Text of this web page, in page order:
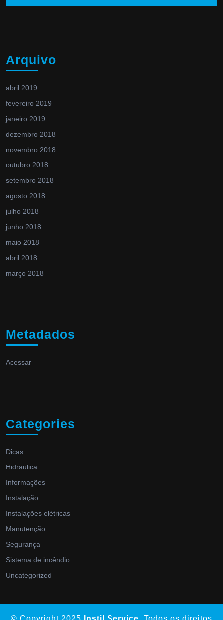
Arquivo
abril 2019
fevereiro 2019
janeiro 2019
dezembro 2018
novembro 2018
outubro 2018
setembro 2018
agosto 2018
julho 2018
junho 2018
maio 2018
abril 2018
março 2018
Metadados
Acessar
Categories
Dicas
Hidráulica
Informações
Instalação
Instalações elétricas
Manutenção
Segurança
Sistema de incêndio
Uncategorized